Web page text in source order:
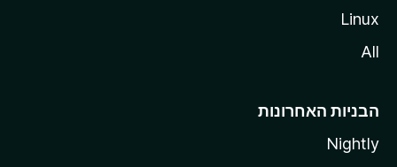
Linux
All
הבניות האחרונות
Nightly